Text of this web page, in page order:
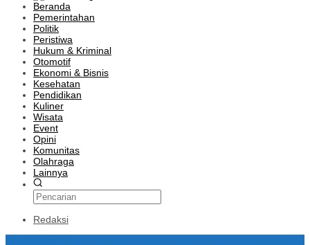
Beranda
Pemerintahan
Politik
Peristiwa
Hukum & Kriminal
Otomotif
Ekonomi & Bisnis
Kesehatan
Pendidikan
Kuliner
Wisata
Event
Opini
Komunitas
Olahraga
Lainnya
Redaksi